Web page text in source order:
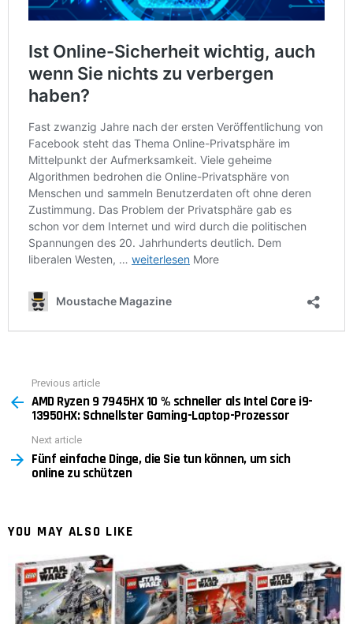
more
Previous article
AMD Ryzen 9 7945HX 10 % schneller als Intel Core i9-
13950HX: Schnellster Gaming-Laptop-Prozessor
Next article
Fünf einfache Dinge, die Sie tun können, um sich
online zu schützen
YOU MAY ALSO LIKE